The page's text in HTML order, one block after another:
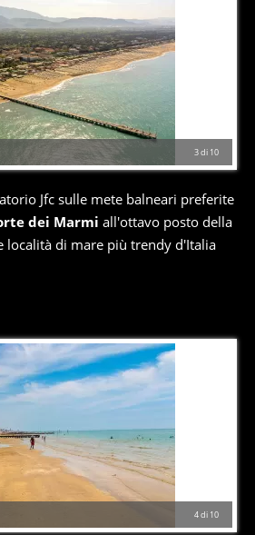
3di 10
Jfc sulle mete balneari preferite
dei Marmi all'ottavo posto della
località di mare più trendy d'Italia
4di 10